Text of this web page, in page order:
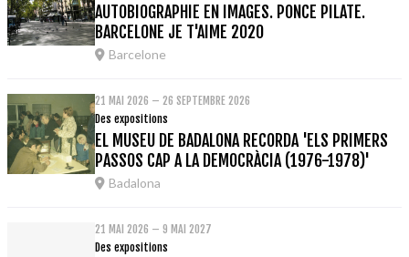
AUTOBIOGRAPHIE EN IMAGES. PONCE PILATE.
BARCELONE JE T'AIME 2020
Barcelone
21 MAI 2026 – 26 SEPTEMBRE 2026
Des expositions
EL MUSEU DE BADALONA RECORDA 'ELS PRIMERS
PASSOS CAP A LA DEMOCRÀCIA (1976-1978)'
Badalona
21 MAI 2026 – 9 MAI 2027
Des expositions